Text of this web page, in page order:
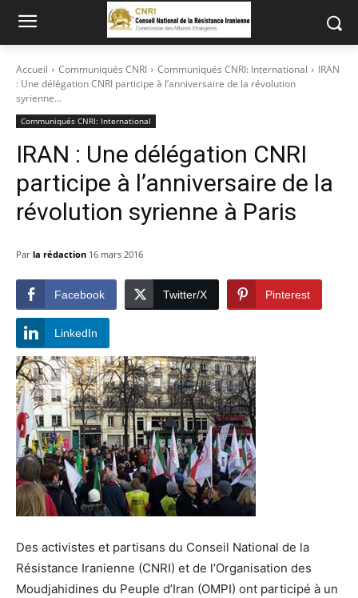
Accueil Communiqués CNRI Communiqués CNRI: International
IRAN
: Une délégation CNRI participe à l’anniversaire de la révolution
syrienne...
Communiqués CNRI: International
IRAN : Une délégation CNRI
participe à l’anniversaire de la
révolution syrienne à Paris
Par la rédaction 16 mars 2016
Facebook Twitter/X Pinterest
LinkedIn
Des activistes et partisans du Conseil National de la
Résistance Iranienne (CNRI) et de l’Organisation des
Moudjahidines du Peuple d’Iran (OMPI) ont participé à un